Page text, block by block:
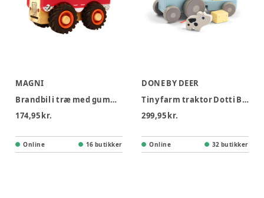
MAGNI
Brandbil i træ med gummihjul
174,95 kr.
Online 16 butikker
DONE BY DEER
Tiny farm traktor Dotti Blå
299,95 kr.
Online 32 butikker